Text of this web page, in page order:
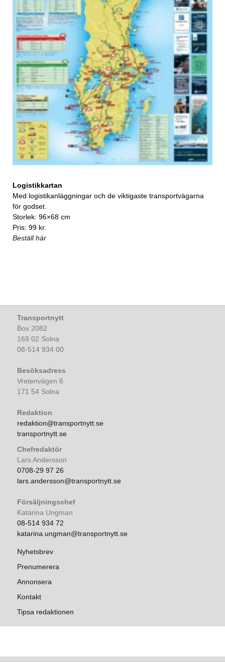
Logistikkartan
Med logistikanläggningar och de viktigaste transportvägarna
för godset.
Storlek: 96×68 cm
Pris: 99 kr.
Beställ här
Transportnytt
Box 2082
169 02 Solna
08-514 934 00
Besöksadress
Vretenvägen 6
171 54 Solna
Redaktion
redaktion@transportnytt.se
transportnytt.se
Chefredaktör
Lars Andersson
0708-29 97 26
lars.andersson@transportnytt.se
Försäljningschef
Katarina Ungman
08-514 934 72
katarina.ungman@transportnytt.se
Nyhetsbrev
Prenumerera
Annonsera
Kontakt
Tipsa redaktionen